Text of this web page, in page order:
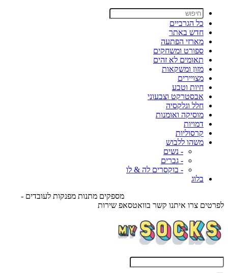
כל הגרביים
חדש באתר
מארזי הפתעה
ספורט ומשחקים
תאומים לא זהים
מזון ומשקאות
מצויירים
חיות וטבע
אבסטרקט וצבעוני
חלל וגלקסיה
מוסיקה ואומנות
דמויות
קרסוליות
משהו ללבוש
- נשים
- גברים
- בוקסרים לה & לו
בלוג
מספקים מתנות מפנקות לעובדים -
לפרטים צרו איתנו קשר בוואטסאפ שירות